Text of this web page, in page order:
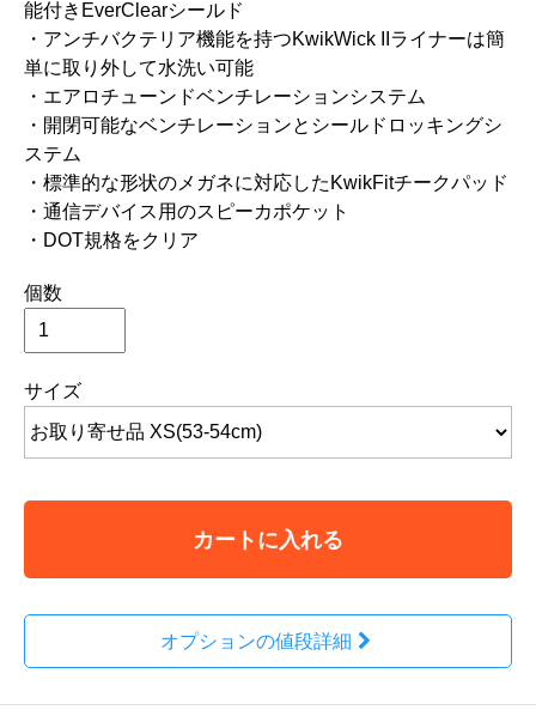
能付きEverClearシールド
・アンチバクテリア機能を持つKwikWick IIライナーは簡
単に取り外して水洗い可能
・エアロチューンドベンチレーションシステム
・開閉可能なベンチレーションとシールドロッキングシ
ステム
・標準的な形状のメガネに対応したKwikFitチークパッド
・通信デバイス用のスピーカポケット
・DOT規格をクリア
個数
サイズ
カートに入れる
オプションの値段詳細